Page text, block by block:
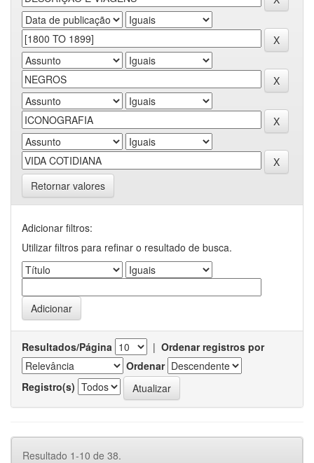
Retornar valores
Adicionar filtros:
Utilizar filtros para refinar o resultado de busca.
Resultados/Página | Ordenar registros por
Ordenar
Registro(s)
Resultado 1-10 de 38.